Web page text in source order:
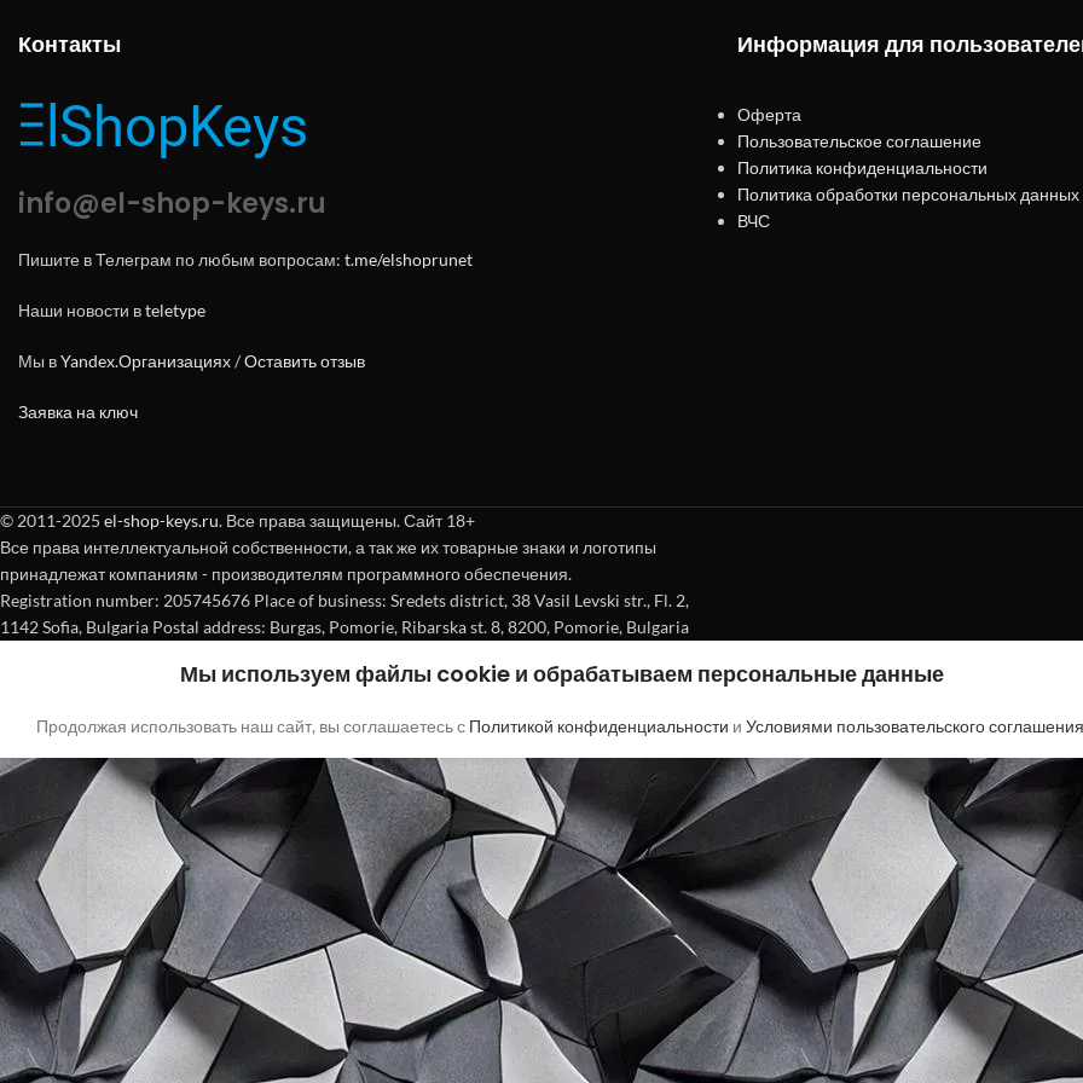
Контакты
info@el-shop-keys.ru
Пишите в Телеграм по любым вопросам: t.me/elshoprunet
Наши новости вteletype
Мы вYandex.Организациях/Оставить отзыв
Заявка на ключ
Информация для
Оферта
Пользовательское соглашение
Политика конфиденциальности
Политика обработки персональных данных
ВЧС
© 2011-2025 el-shop-keys.ru. Все права защищены. Сайт 18+
Все права интеллектуальной собственности, а так же их товарные знаки и логотипы
принадлежат компаниям - производителям программного обеспечения.
Registration number: 205745676 Place of business: Sredets district, 38 Vasil Levski str., Fl. 2,
1142 Sofia, Bulgaria Postal address: Burgas, Pomorie, Ribarska st. 8, 8200, Pomorie, Bulgaria
Мы используем файлы cookie и обрабатываем персональные данные
Продолжая использовать наш сайт, вы соглашаетесь с Политикой конфиденциальности и Условиями пользовательского соглашения